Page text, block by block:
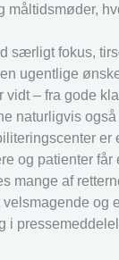
måltidsmøder,
særligt fokus,
ugentlige
– fra gode
naturligvis
og patienter
mange af
velsmagende
i